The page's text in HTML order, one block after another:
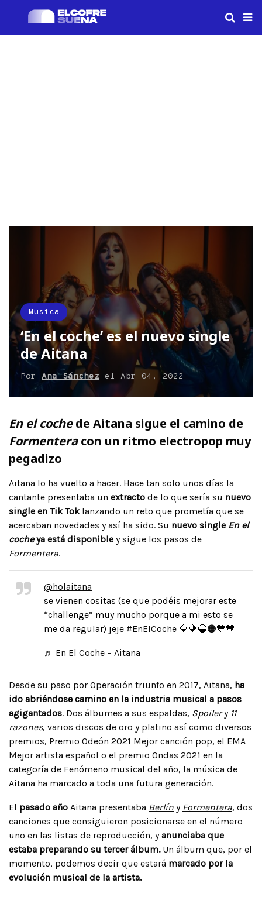
Musica
‘En el coche’ es el nuevo single
de Aitana
Por Ana Sánchez el Abr 04, 2022
En el cochede Aitana sigue el camino de
Formenteracon un ritmo electropop muy
pegadizo
Aitana lo ha vuelto a hacer. Hace tan solo unos días la
cantante presentaba un extracto de lo que sería su nuevo
single en Tik Tok lanzando un reto que prometía que se
acercaban novedades y así ha sido. Su nuevo single En el
cocheya está disponible y sigue los pasos de
Formentera.
@holaitana
se vienen cositas (se que podéis mejorar este
“challenge” muy mucho porque a mi esto se
me da regular) jeje #EnElCoche 🔷🔶🔵🟠💙🧡
♬ En El Coche – Aitana
Desde su paso por Operación triunfo en 2017, Aitana, ha
ido abriéndose camino en la industria musical a pasos
agigantados. Dos álbumes a sus espaldas, Spoilery 11
razones, varios discos de oro y platino así como diversos
premios, Premio Odeón 2021 Mejor canción pop, el EMA
Mejor artista español o el premio Ondas 2021 en la
categoría de Fenómeno musical del año, la música de
Aitana ha marcado a toda una futura generación.
El pasado año Aitana presentaba Berlín y Formentera, dos
canciones que consiguieron posicionarse en el número
uno en las listas de reproducción, yanunciaba que
estaba preparando su tercer álbum.Un álbum que, por el
momento, podemos decir que estará marcado por la
evolución musical de la artista.